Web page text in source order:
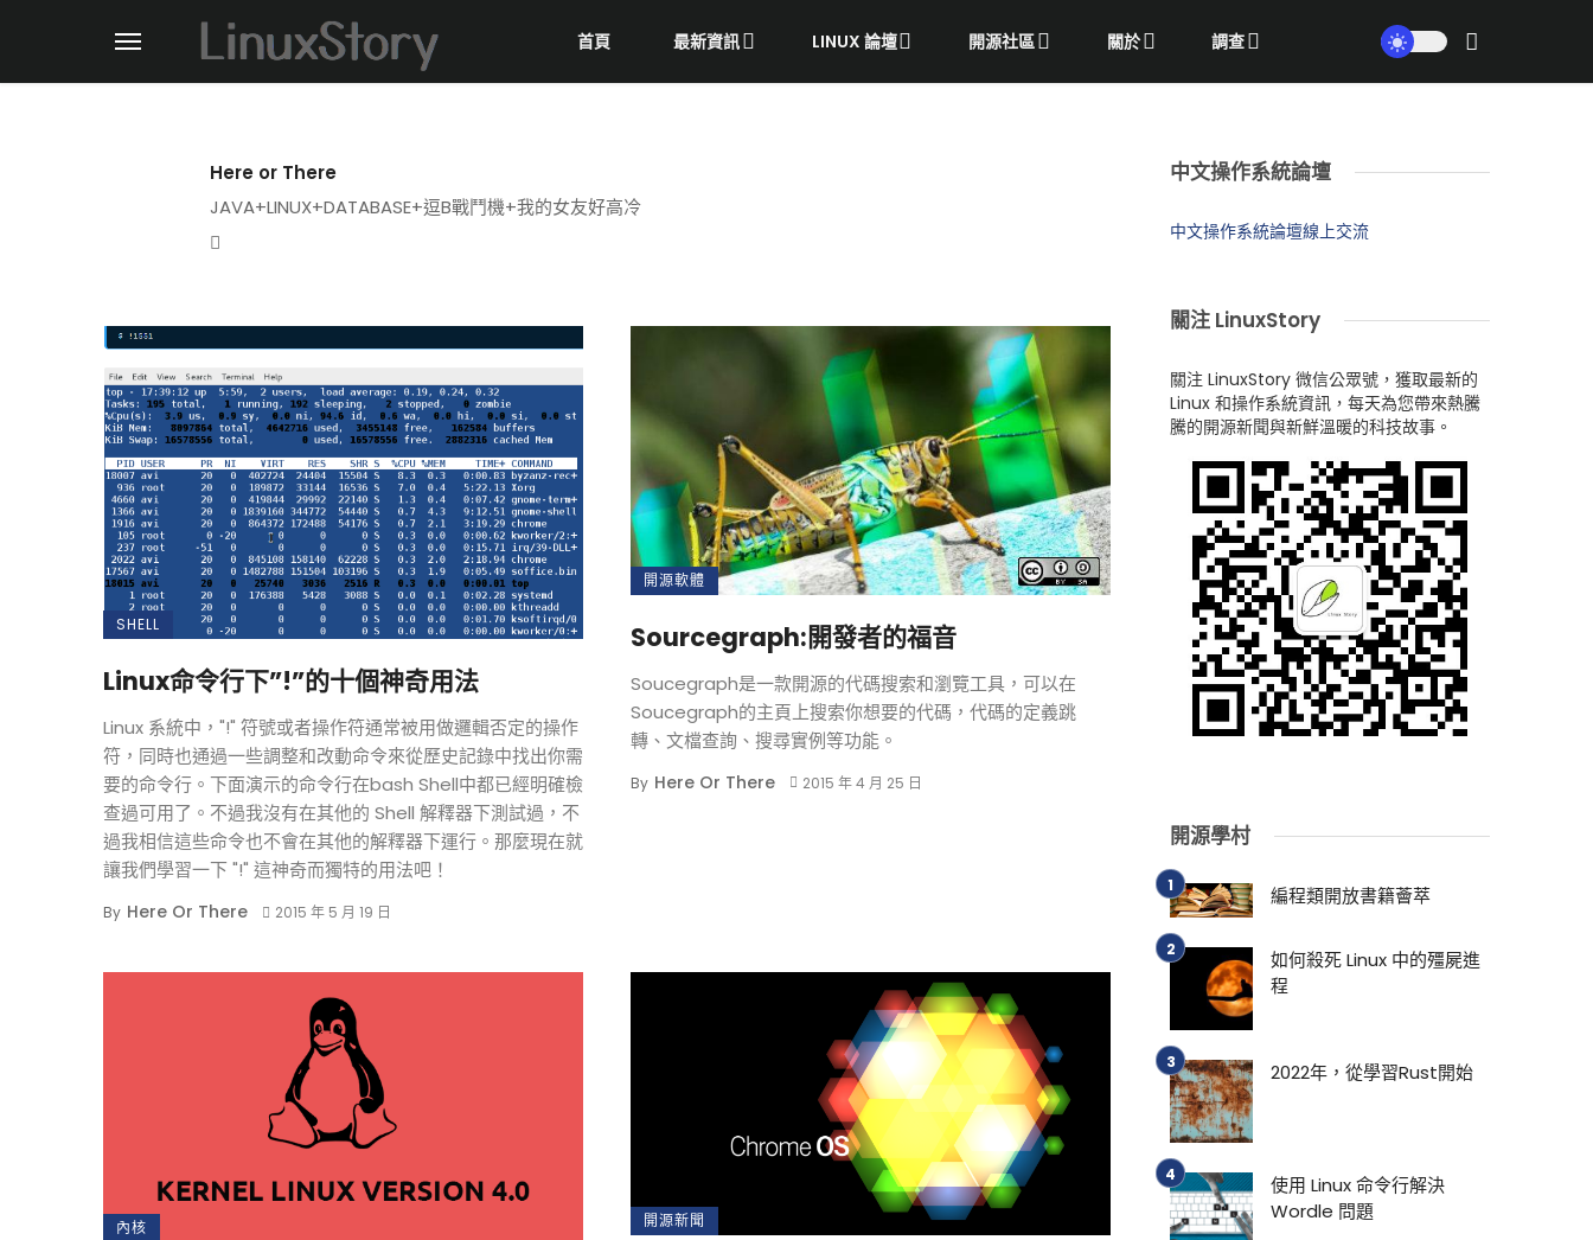
首頁 最新資訊 LINUX 論壇 開源社區 關於 調查
Here or There
JAVA+LINUX+DATABASE+逗B戰鬥機+我的女友好高冷
SHELL
Linux命令行下”!”的十個神奇用法
Linux 系統中，"!" 符號或者操作符通常被用做邏輯否定的操作
符，同時也通過一些調整和改動命令來從歷史記錄中找出你需
要的命令行。下面演示的命令行在bash Shell中都已經明確檢
查過可用了。不過我沒有在其他的 Shell 解釋器下測試過，不
過我相信這些命令也不會在其他的解釋器下運行。那麼現在就
讓我們學習一下 "!" 這神奇而獨特的用法吧！
By Here Or There 2015 年 5 月 19 日
開源軟體
Sourcegraph:開發者的福音
Soucegraph是一款開源的代碼搜索和瀏覽工具，可以在
Soucegraph的主頁上搜索你想要的代碼，代碼的定義跳
轉、文檔查詢、搜尋實例等功能。
By Here Or There 2015 年 4 月 25 日
內核 開源新聞
中文操作系統論壇
中文操作系統論壇線上交流
關注 LinuxStory
關注 LinuxStory 微信公眾號，獲取最新的
Linux 和操作系統資訊，每天為您帶來熱騰
騰的開源新聞與新鮮溫暖的科技故事。
開源學村
編程類開放書籍薈萃
如何殺死 Linux 中的殭屍進
程
2022年，從學習Rust開始
使用 Linux 命令行解決
Wordle 問題